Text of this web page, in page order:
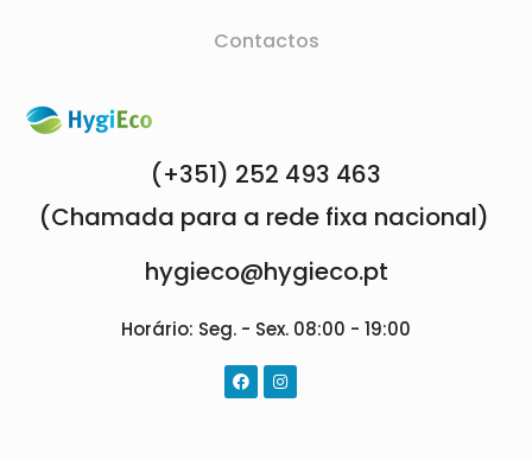
Contactos
(+351) 252 493 463
(Chamada para a rede fixa nacional)
hygieco@hygieco.pt
Horário: Seg. - Sex. 08:00 - 19:00